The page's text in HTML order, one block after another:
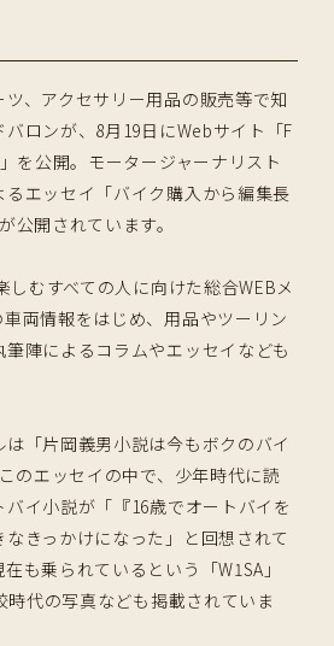
、アクセサリー用品の販売等で知
ロンが、8月19日にWebサイト「F
を公開。モータージャーナリスト
エッセイ「バイク購入から編集長
公開されています。
しむすべての人に向けた総合WEBメ
両情報をはじめ、用品やツーリン
陣によるコラムやエッセイなども
「片岡義男小説は今もボクのバイ
のエッセイの中で、少年時代に読
イ小説が「『16歳でオートバイを
きっかけになった」と回想されて
も乗られているという「W1SA」
時代の写真なども掲載されていま